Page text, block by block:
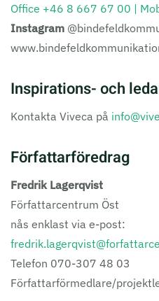
Office +46 8 667 67 00 |
Instagram
Inspirations- och
Kontakta Viveca på
Författarföredrag
Fredrik Lagerqvist
Författarcentrum Öst
nås enklast via e-post:
Telefon 070-307 48 03
Författarförmedlare/